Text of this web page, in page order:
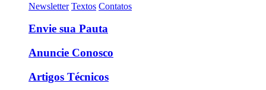
Newsletter Textos Contatos
Envie sua Pauta
Anuncie Conosco
Artigos Técnicos